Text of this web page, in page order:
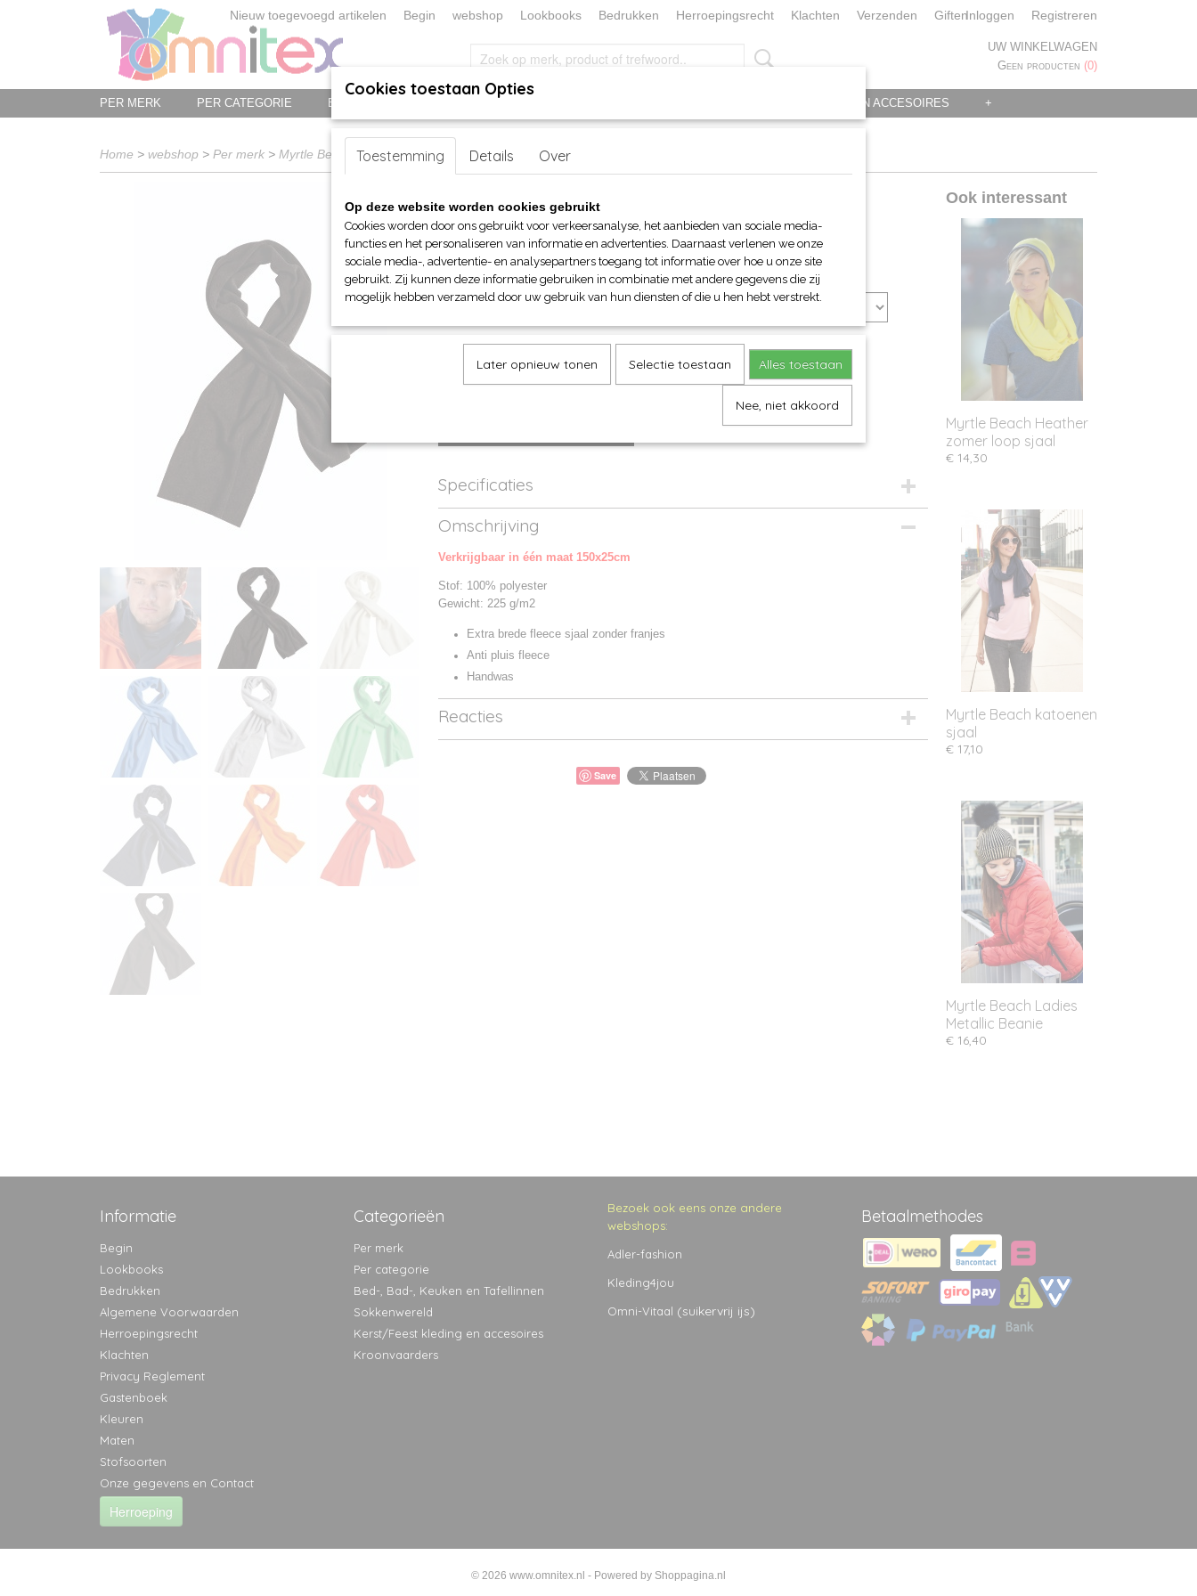
Nieuw toegevoegd artikelen Begin webshop Lookbooks Bedrukken Herroepingsrecht Klachten Verzenden GiftenInloggen Registreren
UW WINKELWAGEN
Geen producten (0)
PER MERK PER CATEGORIE BED-, BAD-, KEUKEN EN TAFELLINNEN KERST/FEEST KLEDING EN ACCESOIRES +
Home > webshop > Per merk > Myrtle Beach hoofd-handen> Sjaals> Myrtle Beach fleece sjaal
Myrtle Beach fleece sjaal
€ 8,60 (inclusief btw 21%)
Maat Kleuren
Specificaties
Productcode
Productcode leverancier
Omschrijving
Verkrijgbaar in één maat 150x25cm
Stof: 100% polyester
Gewicht: 225 g/m2
Extra brede fleece sjaal zonder franjes
Anti pluis fleece
Handwas
Reacties
Save
Ook interessant
Myrtle Beach Heather
zomer loop sjaal
€ 14,30
Myrtle Beach katoenen
sjaal
€ 17,10
Myrtle Beach Ladies
Metallic Beanie
€ 16,40
Informatie
Begin
Lookbooks
Bedrukken
Algemene Voorwaarden
Herroepingsrecht
Klachten
Privacy Reglement
Gastenboek
Kleuren
Maten
Stofsoorten
Onze gegevens en Contact
Herroeping
Categorieën
Per merk
Per categorie
Bed-, Bad-, Keuken en Tafellinnen
Sokkenwereld
Kerst/Feest kleding en accesoires
Kroonvaarders
Bezoek ook eens onze andere
webshops:
Adler-fashion
Kleding4jou
Omni-Vitaal (suikervrij ijs)
Betaalmethodes
© 2026 www.omnitex.nl - Powered by Shoppagina.nl
Cookies toestaan Opties
Toestemming Details Over
Op deze website worden cookies gebruikt
Cookies worden door ons gebruikt voor verkeersanalyse, het aanbieden van sociale media-
functies en het personaliseren van informatie en advertenties. Daarnaast verlenen we onze
sociale media-, advertentie- en analysepartners toegang tot informatie over hoe u onze site
gebruikt. Zij kunnen deze informatie gebruiken in combinatie met andere gegevens die zij
mogelijk hebben verzameld door uw gebruik van hun diensten of die u hen hebt verstrekt.
Later opnieuw tonen Selectie toestaan Alles toestaan
Nee, niet akkoord